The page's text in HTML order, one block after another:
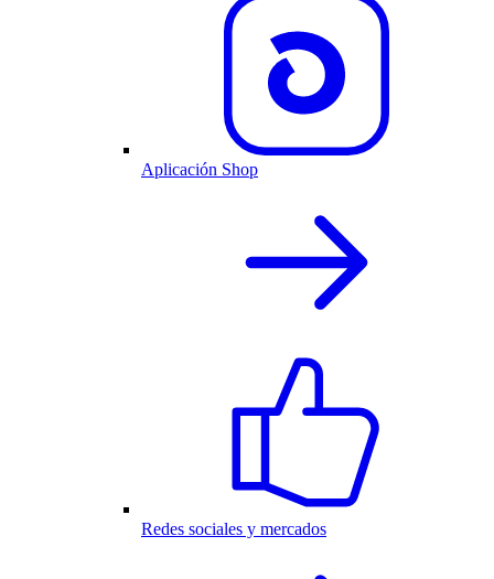
Aplicación Shop
Redes sociales y mercados